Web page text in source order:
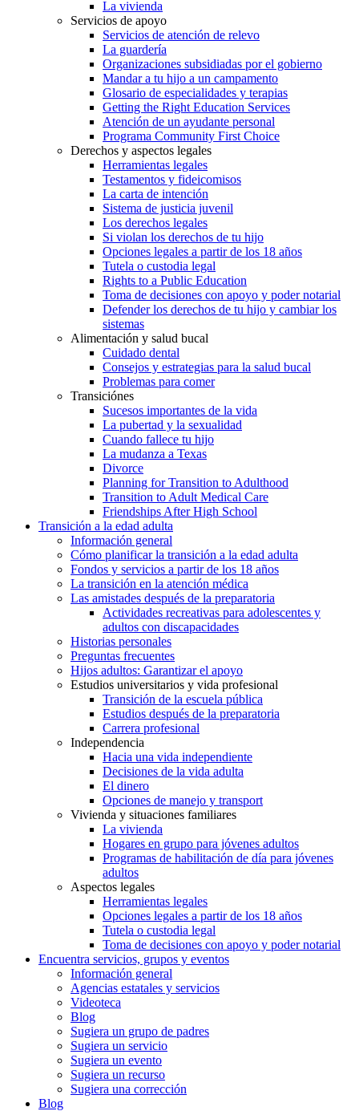
La vivienda
Servicios de apoyo
Servicios de atención de relevo
La guardería
Organizaciones subsidiadas por el gobierno
Mandar a tu hijo a un campamento
Glosario de especialidades y terapias
Getting the Right Education Services
Atención de un ayudante personal
Programa Community First Choice
Derechos y aspectos legales
Herramientas legales
Testamentos y fideicomisos
La carta de intención
Sistema de justicia juvenil
Los derechos legales
Si violan los derechos de tu hijo
Opciones legales a partir de los 18 años
Tutela o custodia legal
Rights to a Public Education
Toma de decisiones con apoyo y poder notarial
Defender los derechos de tu hijo y cambiar los
sistemas
Alimentación y salud bucal
Cuidado dental
Consejos y estrategias para la salud bucal
Problemas para comer
Transiciónes
Sucesos importantes de la vida
La pubertad y la sexualidad
Cuando fallece tu hijo
La mudanza a Texas
Divorce
Planning for Transition to Adulthood
Transition to Adult Medical Care
Friendships After High School
Transición a la edad adulta
Información general
Cómo planificar la transición a la edad adulta
Fondos y servicios a partir de los 18 años
La transición en la atención médica
Las amistades después de la preparatoria
Actividades recreativas para adolescentes y
adultos con discapacidades
Historias personales
Preguntas frecuentes
Hijos adultos: Garantizar el apoyo
Estudios universitarios y vida profesional
Transición de la escuela pública
Estudios después de la preparatoria
Carrera profesional
Independencia
Hacia una vida independiente
Decisiones de la vida adulta
El dinero
Opciones de manejo y transport
Vivienda y situaciones familiares
La vivienda
Hogares en grupo para jóvenes adultos
Programas de habilitación de día para jóvenes
adultos
Aspectos legales
Herramientas legales
Opciones legales a partir de los 18 años
Tutela o custodia legal
Toma de decisiones con apoyo y poder notarial
Encuentra servicios, grupos y eventos
Información general
Agencias estatales y servicios
Videoteca
Blog
Sugiera un grupo de padres
Sugiera un servicio
Sugiera un evento
Sugiera un recurso
Sugiera una corrección
Blog